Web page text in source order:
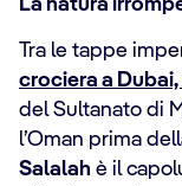
La natura
Tra le tappe
crociera a
del Sultanato di
l’Oman prima
Salalah è il